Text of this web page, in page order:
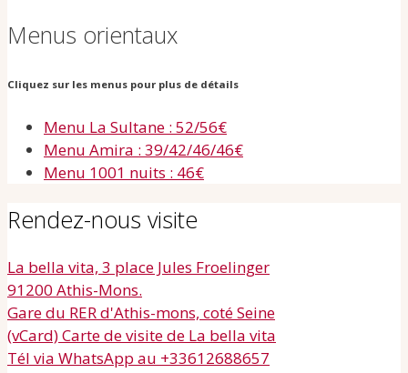
Menus orientaux
Cliquez sur les menus pour plus de détails
Menu La Sultane : 52/56€
Menu Amira : 39/42/46/46€
Menu 1001 nuits : 46€
Rendez-nous visite
La bella vita, 3 place Jules Froelinger
91200 Athis-Mons.
Gare du RER d'Athis-mons, coté Seine
(vCard) Carte de visite de La bella vita
Tél via WhatsApp au +33612688657